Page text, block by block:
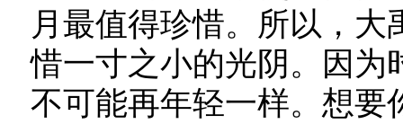
月最值得珍惜。所以，
惜一寸之小的光阴。因为
不可能再年轻一样。想要